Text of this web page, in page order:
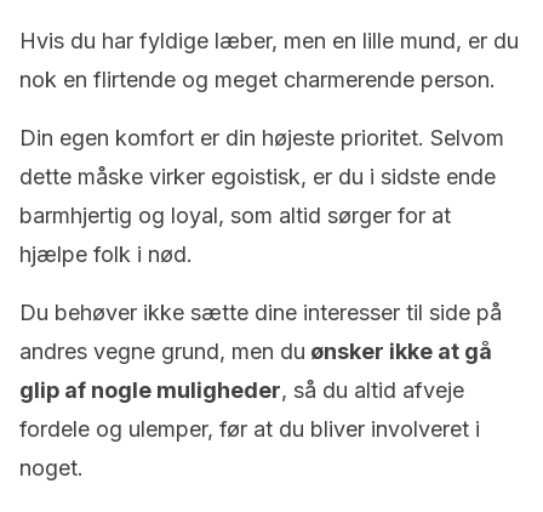
Hvis du har fyldige læber, men en lille mund, er du
nok en flirtende og meget charmerende person.
Din egen komfort er din højeste prioritet. Selvom
dette måske virker egoistisk, er du i sidste ende
barmhjertig og loyal, som altid sørger for at
hjælpe folk i nød.
Du behøver ikke sætte dine interesser til side på
andres vegne grund, men du ønsker ikke at gå
glip af nogle muligheder, så du altid afveje
fordele og ulemper, før at du bliver involveret i
noget.